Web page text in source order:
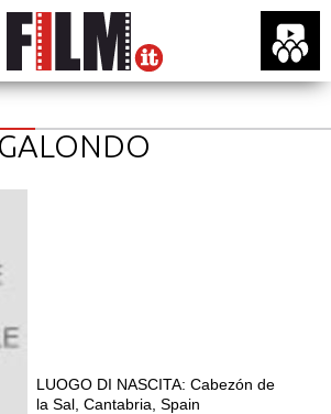
LUOGO DI NASCITA: Cabezón de
la Sal, Cantabria, Spain